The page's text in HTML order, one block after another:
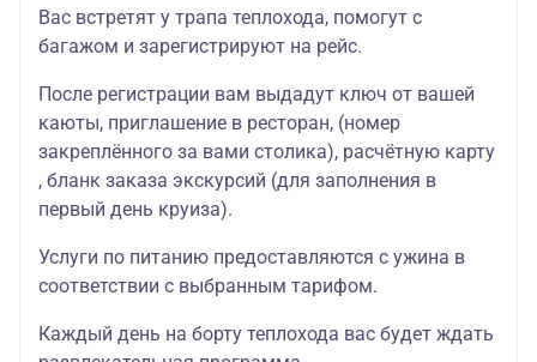
Вас встретят у трапа теплохода, помогут с
багажом и зарегистрируют на рейс.
После регистрации вам выдадут ключ от вашей
каюты, приглашение в ресторан, (номер
закреплённого за вами столика), расчётную карту
, бланк заказа экскурсий (для заполнения в
первый день круиза).
Услуги по питанию предоставляются с ужина в
соответствии с выбранным тарифом.
Каждый день на борту теплохода вас будет ждать